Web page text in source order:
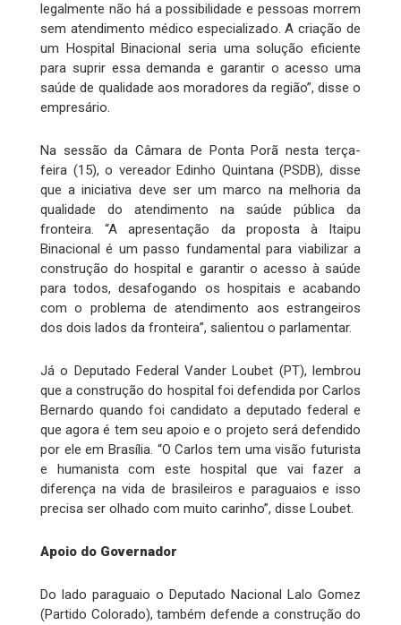
legalmente não há a possibilidade e pessoas morrem
sem atendimento médico especializado. A criação de
um Hospital Binacional seria uma solução eficiente
para suprir essa demanda e garantir o acesso uma
saúde de qualidade aos moradores da região”, disse o
empresário.
Na sessão da Câmara de Ponta Porã nesta terça-
feira (15), o vereador Edinho Quintana (PSDB), disse
que a iniciativa deve ser um marco na melhoria da
qualidade do atendimento na saúde pública da
fronteira. “A apresentação da proposta à Itaipu
Binacional é um passo fundamental para viabilizar a
construção do hospital e garantir o acesso à saúde
para todos, desafogando os hospitais e acabando
com o problema de atendimento aos estrangeiros
dos dois lados da fronteira”, salientou o parlamentar.
Já o Deputado Federal Vander Loubet (PT), lembrou
que a construção do hospital foi defendida por Carlos
Bernardo quando foi candidato a deputado federal e
que agora é tem seu apoio e o projeto será defendido
por ele em Brasília. “O Carlos tem uma visão futurista
e humanista com este hospital que vai fazer a
diferença na vida de brasileiros e paraguaios e isso
precisa ser olhado com muito carinho”, disse Loubet.
Apoio do Governador
Do lado paraguaio o Deputado Nacional Lalo Gomez
(Partido Colorado), também defende a construção do